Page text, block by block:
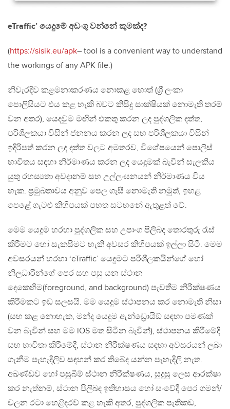
eTraffic’ යෙදුමේ අඩංගු වන්නේ කුමක්ද?
(https://sisik.eu/apk– tool is a convenient way to understand
the workings of any APK file.)
නිවැරදිව කළමනාකරණය නොකළ හොත් (ශ්‍රී ලංකා
පොලිසියට එය කළ හැකි බවට කිසිදු සාක්ෂියක් නොමැති තරම්
වන අතර), යෙදවුම මඟින් එකතු කරන ලද පුද්ගලික දත්ත,
පරිශීලකයා විසින් ජනනය කරන ලද සහ පරිශීලකයා විසින්
ඉදිරිපත් කරන ලද දත්ත වලට අමතරව, විශේෂයෙන් පොලිස්
භාවිතය සඳහා නිර්මාණය කරන ලද යෙදුමක් බැවින් සැලකිය
යුතු රහස්‍යතා අවදානම් සහ උල්ලංඝනයන් නිර්මාණය විය
හැක. ප්‍රමුඛතාවය අනුව පෙල ගැසී නොමැති නමුත්, ඉහළ
පෙළේ ගැටළු කිහිපයක් පහත සටහනේ ඇතුළත් වේ.
මෙම යෙදුම හරහා පුද්ගලික සහ උපාංග පිලිබද තොරතුරු රැස්
කිරීමට හෝ සැකසීමට හැකි අවසර කිහිපයක් ඉල්ලා සිටී. මෙම
අවසරයන් හරහා ‘eTraffic’ යෙදුමට පරිශීලකයින්ගේ හෝ
නිලධාරීන්ගේ පෙර සහ පසු යන ස්ථාන
දෙකෙහිම(foreground, and background) පැවතීම නිරීක්ෂණය
කිරීමකට ඉඩ සලසයි. මම යෙදුම ස්ථාපනය කර නොමැති නිසා
(සහ කළ නොහැක, මන්ද යෙදුම ඇන්ඩ්‍රොයිඞ් සඳහා පමණක්
වන බැවින් සහ මම iOS මත සිටින බැවින්), ස්ථාපනය කිරීමේදී
සහ භාවිතා කිරීමේදී, ස්ථාන නිරීක්ෂණය සඳහා අවසරයන් ලබා
ගැනීම පැහැදිලිව සඳහන් කර තිබේද යන්න පැහැදිලි නැත.
අඛණ්ඩව හෝ පසුබිම් ස්ථාන නිරීක්ෂණය, සුදුසු ලෙස ආරක්ෂා
කර නැත්නම්, ස්ථාන පිලිබඳ ඉතිහාසය හෝ සංවේදී පෙර ගමන්/
චලන රටා හෙළිදරව් කළ හැකි අතර, පුද්ගලික පැතිකඩ,